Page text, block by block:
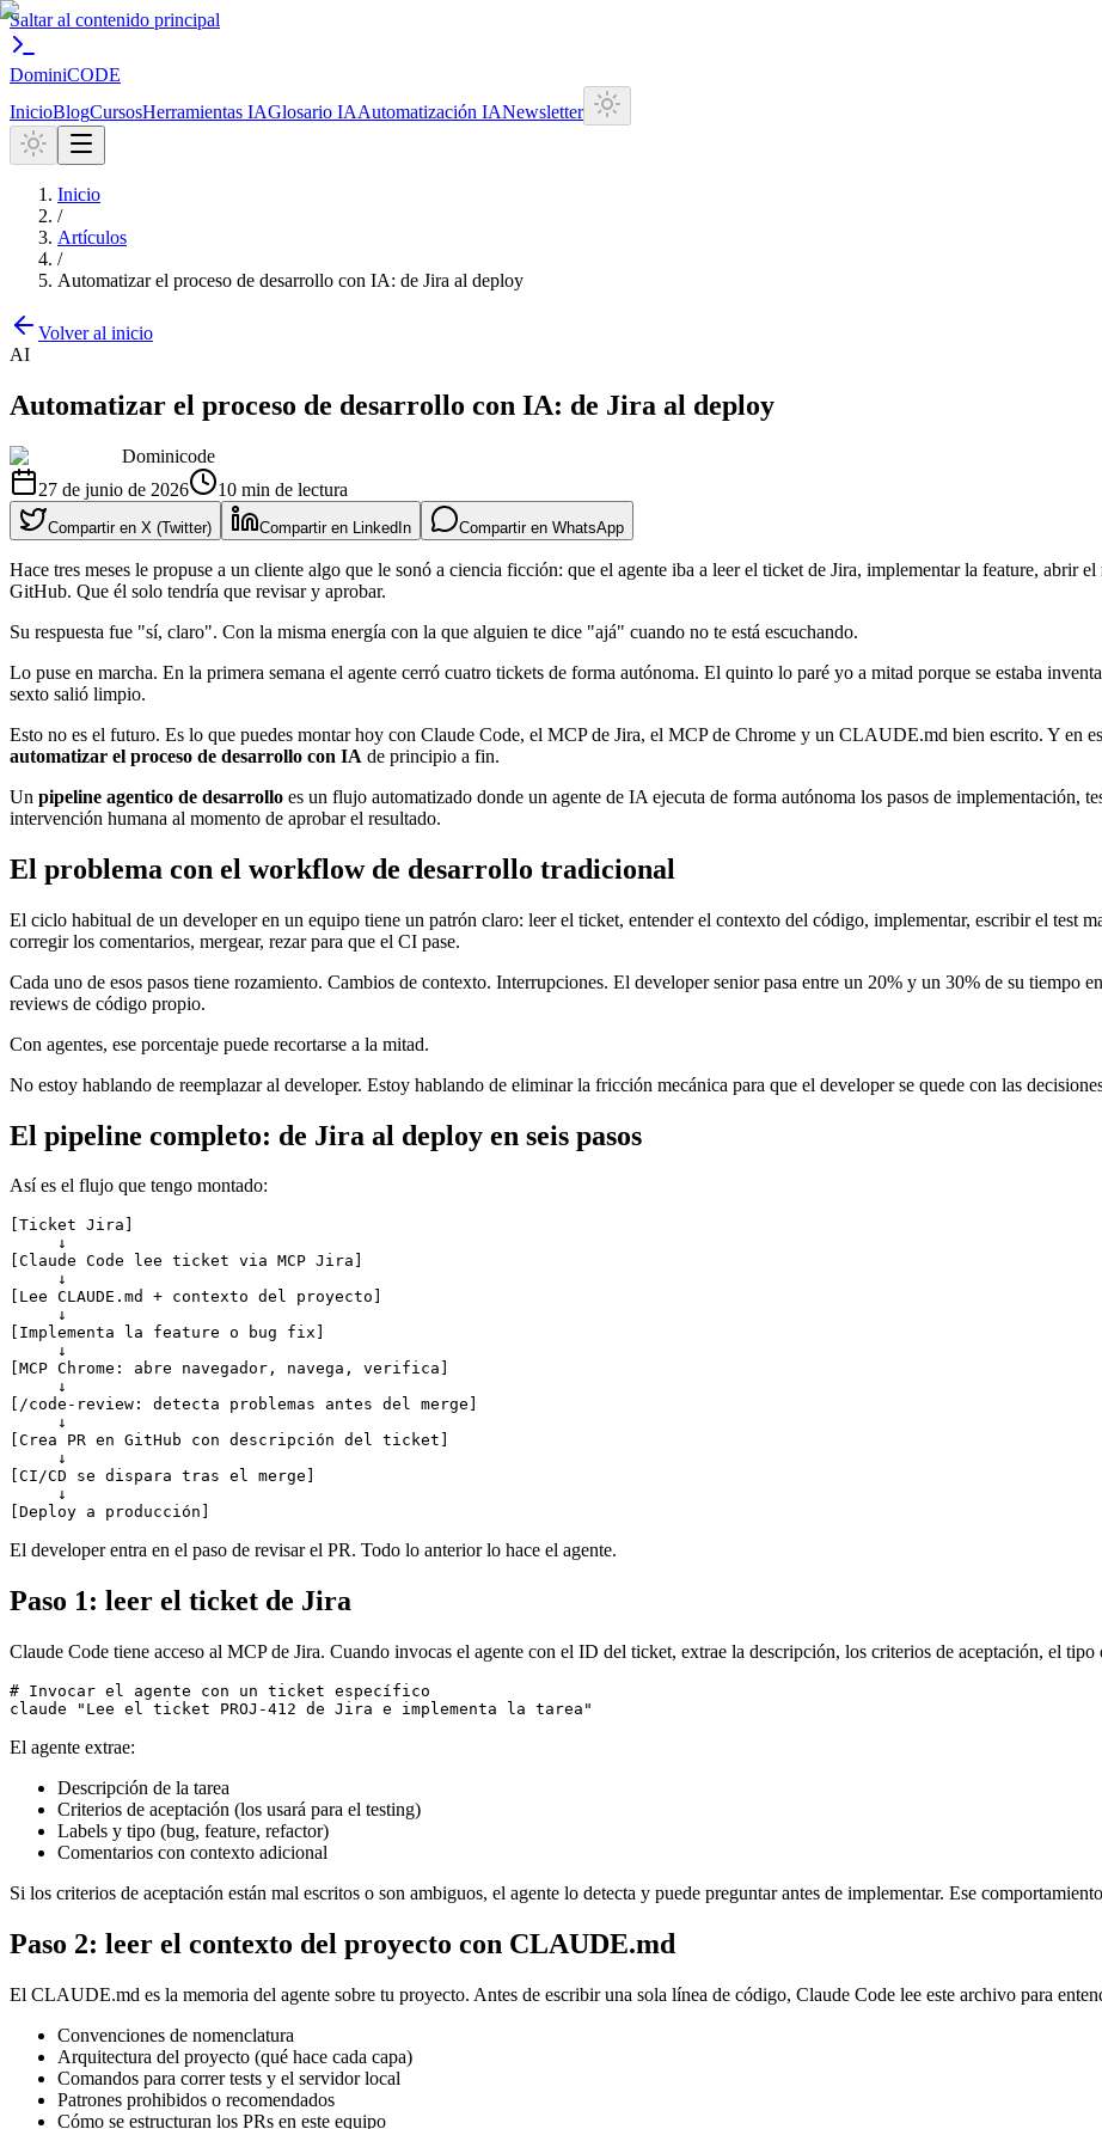
Saltar al contenido principal
DominiCODE
InicioBlogCursosHerramientas IAGlosario IAAutomatización IANewsletter
Inicio
/
Artículos
/
Automatizar el proceso de desarrollo con IA: de Jira al deploy
Volver al inicio
AI
Automatizar el proceso de desarrollo con IA: de Jira al deploy
Dominicode
27 de junio de 2026
10 min de lectura
Compartir en X (Twitter) Compartir en LinkedIn Compartir en WhatsApp
Hace tres meses le propuse a un cliente algo que le sonó a ciencia ficción: que el agente iba a leer el ticket de Jira, implementar la feature, abrir
GitHub. Que él solo tendría que revisar y aprobar.
Su respuesta fue "sí, claro". Con la misma energía con la que alguien te dice "ajá" cuando no te está escuchando.
Lo puse en marcha. En la primera semana el agente cerró cuatro tickets de forma autónoma. El quinto lo paré yo a mitad porque se estaba
sexto salió limpio.
Esto no es el futuro. Es lo que puedes montar hoy con Claude Code, el MCP de Jira, el MCP de Chrome y un CLAUDE.md bien escrito. Y en
automatizar el proceso de desarrollo con IA de principio a fin.
Un pipeline agentico de desarrollo es un flujo automatizado donde un agente de IA ejecuta de forma autónoma los pasos de implementación,
intervención humana al momento de aprobar el resultado.
El problema con el workflow de desarrollo tradicional
El ciclo habitual de un developer en un equipo tiene un patrón claro: leer el ticket, entender el contexto del código, implementar, escribir el test
corregir los comentarios, mergear, rezar para que el CI pase.
Cada uno de esos pasos tiene rozamiento. Cambios de contexto. Interrupciones. El developer senior pasa entre un 20% y un 30% de su tiempo
reviews de código propio.
Con agentes, ese porcentaje puede recortarse a la mitad.
No estoy hablando de reemplazar al developer. Estoy hablando de eliminar la fricción mecánica para que el developer se quede con las
El pipeline completo: de Jira al deploy en seis pasos
Así es el flujo que tengo montado:
[Ticket Jira]
     ↓
[Claude Code lee ticket via MCP Jira]
     ↓
[Lee CLAUDE.md + contexto del proyecto]
     ↓
[Implementa la feature o bug fix]
     ↓
[MCP Chrome: abre navegador, navega, verifica]
     ↓
[/code-review: detecta problemas antes del merge]
     ↓
[Crea PR en GitHub con descripción del ticket]
     ↓
[CI/CD se dispara tras el merge]
     ↓
El developer entra en el paso de revisar el PR. Todo lo anterior lo hace el agente.
Paso 1: leer el ticket de Jira
Claude Code tiene acceso al MCP de Jira. Cuando invocas el agente con el ID del ticket, extrae la descripción, los criterios de aceptación, el
# Invocar el agente con un ticket específico
claude
"Lee el ticket PROJ-412 de Jira e implementa la tarea"
El agente extrae:
Descripción de la tarea
Criterios de aceptación (los usará para el testing)
Labels y tipo (bug, feature, refactor)
Comentarios con contexto adicional
Si los criterios de aceptación están mal escritos o son ambiguos, el agente lo detecta y puede preguntar antes de implementar. Ese
Paso 2: leer el contexto del proyecto con CLAUDE.md
El CLAUDE.md es la memoria del agente sobre tu proyecto. Antes de escribir una sola línea de código, Claude Code lee este archivo para
Convenciones de nomenclatura
Arquitectura del proyecto (qué hace cada capa)
Comandos para correr tests y el servidor local
Patrones prohibidos o recomendados
Cómo se estructuran los PRs en este equipo